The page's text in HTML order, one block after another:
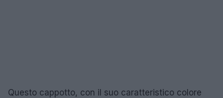
Questo cappotto, con il suo caratteristico colore